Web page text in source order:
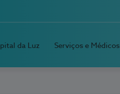
da Luz Serviços e Médicos